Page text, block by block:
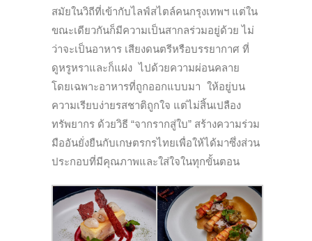
สมัยในวิถีที่เข้ากับไลฟ์สไตล์คนกรุงเทพฯ แต่ใน
ขณะเดียวกันก็มีความเป็นสากลร่วมอยู่ด้วย ไม่
ว่าจะเป็นอาหาร เสียงดนตรีหรือบรรยากาศ ที่
ดูหรูหราและก็แฝง ไปด้วยความผ่อนคลาย
โดยเฉพาะอาหารที่ถูกออกแบบมา ให้อยู่บน
ความเรียบง่ายรสชาติถูกใจ แต่ไม่สิ้นเปลือง
ทรัพยากร ด้วยวิธี “จากรากสู่ใบ” สร้างความร่วม
มืออันยั่งยืนกับเกษตรกรไทยเพื่อให้ได้มาซึ่งส่วน
ประกอบที่มีคุณภาพและใส่ใจในทุกขั้นตอน